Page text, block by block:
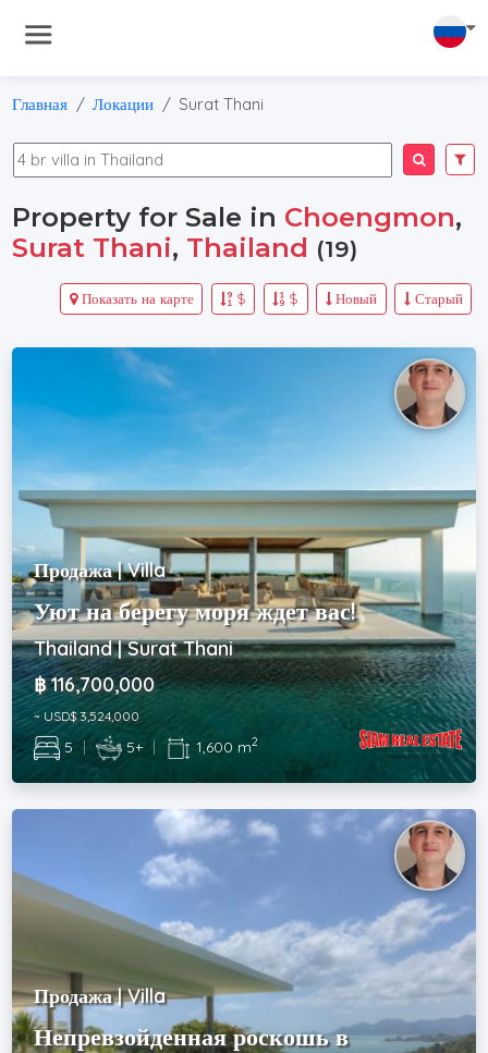
Главная Локации Surat Thani
Property for Sale in Choengmon,
Surat Thani, Thailand (19)
Старый
Новый
$
$
Показать на карте
Продажа | Villa
Уют на берегу моря ждет вас!
Thailand | Surat Thani
฿ 116,700,000
~ USD$ 3,524,000
5 | 5+ | 1,600 m2
Продажа | Villa
Непревзойденная роскошь в